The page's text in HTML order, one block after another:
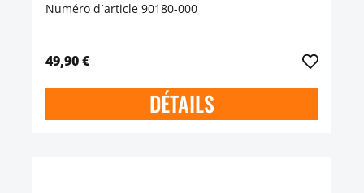
Numéro d´article 90180-000
49,90 €
DÉTAILS